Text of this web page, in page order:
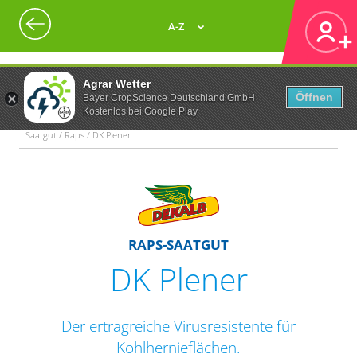
Agrar Wetter
Bayer CropScience Deutschland GmbH
Kostenlos bei Google Play
Öffnen
A-Z
Saatgut / Raps / DK Plener
RAPS-SAATGUT
DK Plener
Der ertragreiche Virusresistente für
Kohlhernieflächen.